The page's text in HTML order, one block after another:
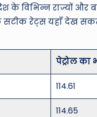
के विभिन्न राज्यों
रेट्स यहाँ देख
पेट्रोल
114.61
114.65